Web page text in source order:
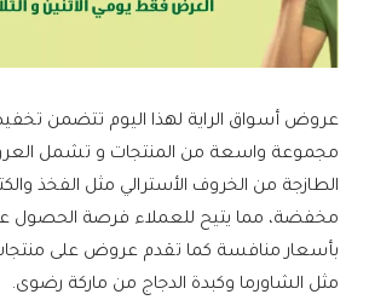
عروض أسواق الراية لهذا اليوم تتضمن
مجموعة واسعة من المنتجات و تشمل
الطازجة من الخروف الأسترالي مثل الفخذ
مخفضة، مما يتيح للعملاء فرصة الحصول
بأسعار منافسة كما تقدم عروض على منتجات
مثل الشاورما وكبدة الدجاج من ماركة رضوى.